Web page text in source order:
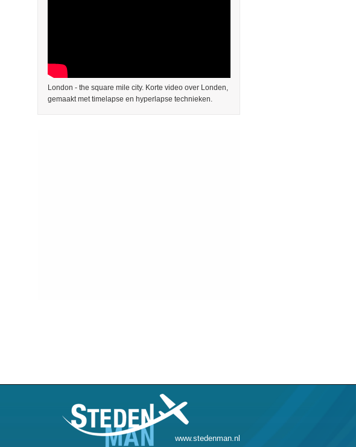
London - the square mile city. Korte video over Londen,
gemaakt met timelapse en hyperlapse technieken.
www.stedenman.nl